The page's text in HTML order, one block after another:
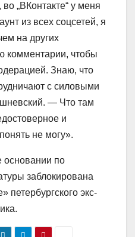
„ВКонтакте“ у меня
из всех соцсетей, я
на других
комментарии, чтобы
Знаю, что
с силовыми
— Что там
и
не могу».
основании по
заблокирована
петербургского экс-